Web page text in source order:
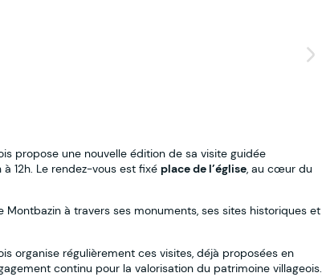
propose une nouvelle édition de sa visite guidée
à 12h. Le rendez-vous est fixé place de l’église, au cœur du
à travers ses monuments, ses sites historiques et
organise régulièrement ces visites, déjà proposées en
continu pour la valorisation du patrimoine villageois.